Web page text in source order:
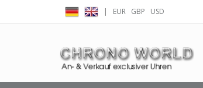
| EUR GBP USD
← Zurück zum Backoffice